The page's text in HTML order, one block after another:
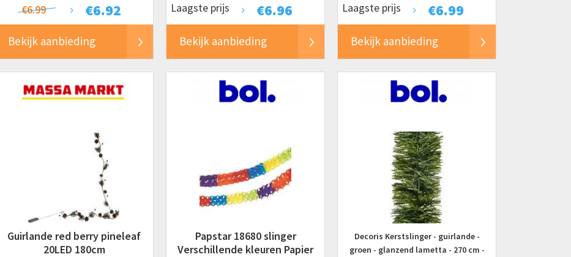
€6.92
€6.99
Bekijk aanbieding
€6.96
Laagste prijs
Bekijk aanbieding
€6.99
Laagste prijs
Bekijk aanbieding
Guirlande red berry pineleaf
20LED 180cm
Papstar 18680 slinger
Verschillende kleuren Papier
Decoris Kerstslinger - guirlande -
groen - glanzend lametta - 270 cm -